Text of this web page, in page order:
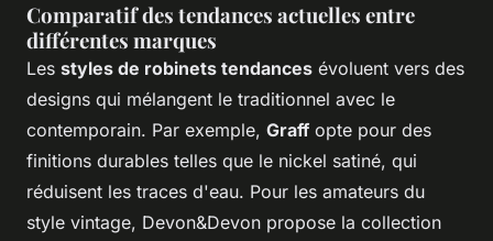
Comparatif des tendances actuelles entre
différentes marques
Les styles de robinets tendances évoluent vers des
designs qui mélangent le traditionnel avec le
contemporain. Par exemple, Graff opte pour des
finitions durables telles que le nickel satiné, qui
réduisent les traces d'eau. Pour les amateurs du
style vintage, Devon&Devon propose la collection